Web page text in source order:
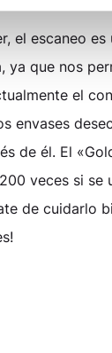
el escaneo es
ya que nos
el
envases
de él. El
veces si se
de cuidarlo